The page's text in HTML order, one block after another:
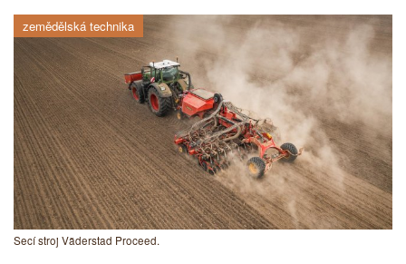
zemědělská technika
Secí stroj Väderstad Proceed.